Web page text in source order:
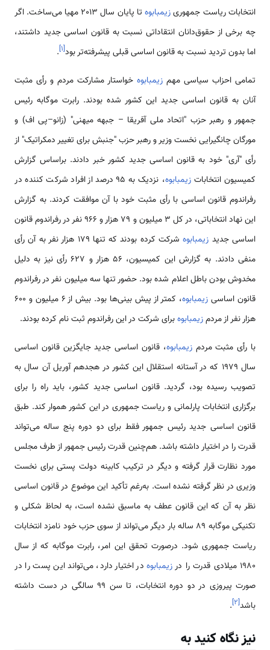
انتخابات ریاست جمهوریزیمبابوه
تا پایان سال 2013 مهیا می‌ساخت. اگر
چه برخی از حقوق‌دانان انتقاداتی نسبت به قانون اساسی جدید داشتند،
اما بدون تردید نسبت به قانون اساسی قبلی پیشرفته‌تر بود[۱]
.
تمامی احزاب سیاسی مهم زیمبابوه خواستار مشارکت مردم و رأی مثبت
آنان به قانون اساسی جدید این کشور شده بودند. رابرت موگابه رئیس
جمهور و رهبر حزب "اتحاد ملی آفریقا – جبهه میهنی" (زانو–پی اف) و
مورگان چانگیرایی نخست وزیر و رهبر حزب "جنبش برای تغییر دمکراتیک" از
رأی "آری" خود به قانون اساسی جدید کشور خبر دادند. براساس گزارش
کمیسیون انتخاباتزیمبابوه
، نزدیک به 95 درصد از افراد شرکت کننده در
رفراندوم قانون اساسی با رأی مثبت خود با آن موافقت کردند. به گزارش
این نهاد انتخاباتی، در کل 3 میلیون و 79 هزار و 966 نفر در رفراندوم قانون
اساسی جدید زیمبابوه
شرکت کرده بودند که تنها 179 هزار نفر به آن رأی
منفی دادند. به گزارش این کمیسیون، 56 هزار و 627 رأی نیز به دلیل
مخدوش بودن باطل اعلام شده بود. حضور تنها سه میلیون نفر در رفراندوم
قانون اساسی زیمبابوه
، کمتر از پیش بینی‌ها بود. بیش از 6 میلیون و 600
هزار نفر از مردمزیمبابوهبرای شرکت در این رفراندوم ثبت نام کرده بودند.
با رأی مثبت مردمزیمبابوه، قانون اساسی جدید جایگزین قانون اساسی
سال 1979 که در آستانه استقلال این کشور در هجدهم آوریل آن سال به
تصویب رسیده بود، گردید. قانون اساسی جدید کشور، باید راه را برای
برگزاری انتخابات پارلمانی و ریاست جمهوری در این کشور هموار کند. طبق
قانون اساسی جدید رئیس جمهور فقط برای دو دوره پنج ساله می‌تواند
قدرت را در اختیار داشته باشد. هم‌چنین قدرت رئیس جمهور از طرف مجلس
مورد نظارت قرار گرفته و دیگر در ترکیب کابینه دولت پستی برای نخست
وزیری در نظر گرفته نشده است. به‌رغم تأکید این موضوع در قانون اساسی
نظر به آن که این قانون عطف به ماسبق نشده است، به لحاظ شکلی و
تکنیکی موگابه 89 ساله بار دیگر می‌تواند از سوی حزب خود نامزد انتخابات
ریاست جمهوری شود. درصورت تحقق این امر، رابرت موگابه که از سال
1980 میلادی قدرت را در
زیمبابوه در اختیار دارد، می‌تواند این پست را در
صورت پیروزی در دو دوره انتخابات، تا سن 99 سالگی در دست داشته
باشد[۲]
.
نیز نگاه کنید به